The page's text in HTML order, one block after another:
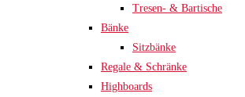
Tresen- & Bartische
Bänke
Sitzbänke
Regale & Schränke
Highboards